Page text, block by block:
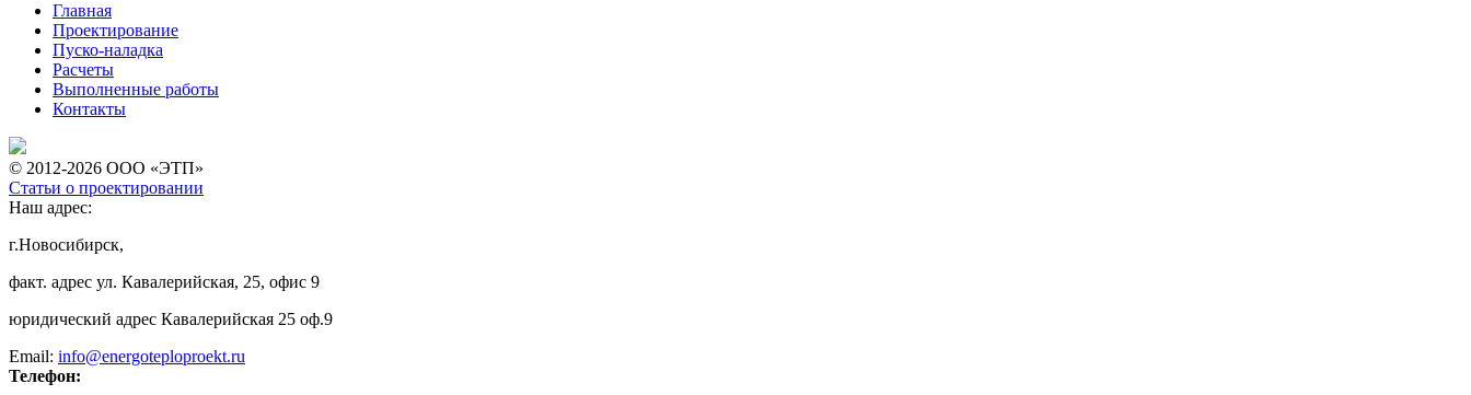
Главная
Проектирование
Пуско-наладка
Расчеты
Выполненные работы
Контакты
© 2012-2026 ООО «ЭТП»
Статьи о проектировании
Наш адрес:
г.Новосибирск,
факт. адрес ул. Кавалерийская, 25, офис 9
юридический адрес Кавалерийская 25 оф.9
Email: info@energoteploproekt.ru
Телефон: